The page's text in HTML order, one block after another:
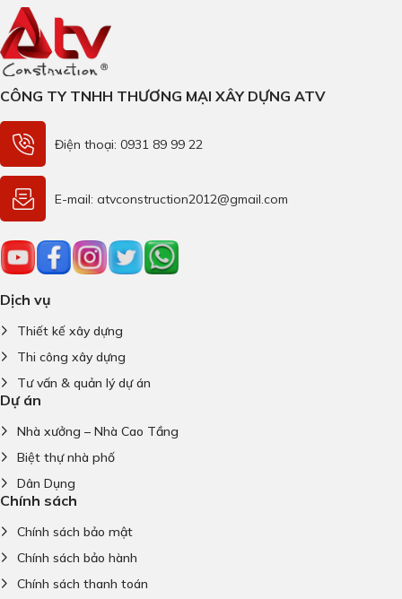
CÔNG TY TNHH THƯƠNG MẠI XÂY DỰNG ATV
Điện thoại: 0931 89 99 22
E-mail: atvconstruction2012@gmail.com
Dịch vụ
Thiết kế xây dựng
Thi công xây dựng
Tư vấn & quản lý dự án
Dự án
Nhà xưởng – Nhà Cao Tầng
Biệt thự nhà phố
Dân Dụng
Chính sách
Chính sách bảo mật
Chính sách bảo hành
Chính sách thanh toán